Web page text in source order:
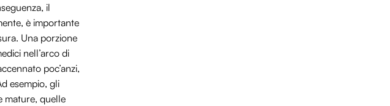
il
è importante
Una porzione
nell’arco di
poc’anzi,
esempio, gli
mature, quelle